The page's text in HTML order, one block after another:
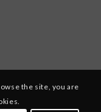
the site, you are